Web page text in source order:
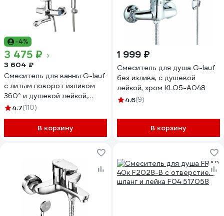
-4%
3 475 ₽
3 604 ₽
Смеситель для ванны G-lauf
с литым поворот изливом
360° и душевой лейкой,
хром GOB3-A134
4.7(110)
В корзину
1 999 ₽
Смеситель для душа G-lauf
без излива, с душевой
лейкой, хром KLO5-A048
4.6(9)
В корзину